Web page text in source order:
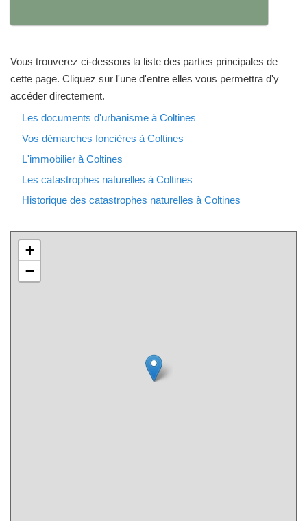
Vous trouverez ci-dessous la liste des parties principales de
cette page. Cliquez sur l'une d'entre elles vous permettra d'y
accéder directement.
Les documents d'urbanisme à Coltines
Vos démarches foncières à Coltines
L'immobilier à Coltines
Les catastrophes naturelles à Coltines
Historique des catastrophes naturelles à Coltines
+
−